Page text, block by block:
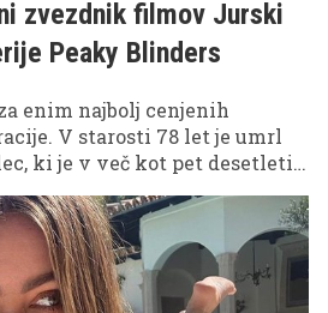
zvezdnik filmov Jurski
Peaky Blinders
enim najbolj cenjenih
V starosti 78 let je umrl
ki je v več kot pet desetletij
osebnosti svetovne